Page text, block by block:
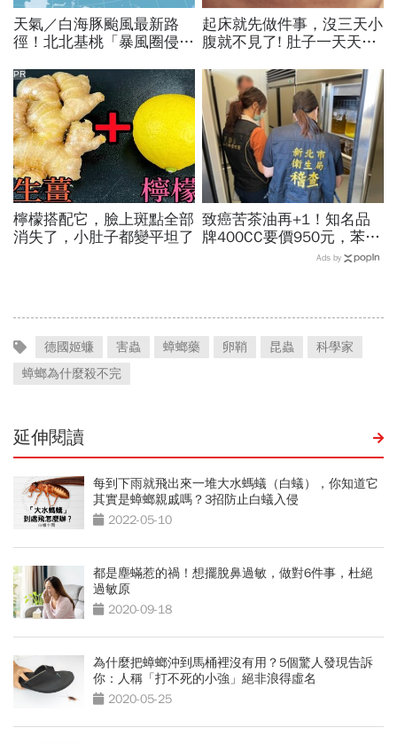
天氣／白海豚颱風最新路
徑！北北基桃「暴風圈侵襲
長、三颱怎麼走，10日報
先看
起床就先做件事，沒三天小
腹就不見了! 肚子一天天變
檸檬搭配它，臉上斑點全部
消失了，小肚子都變平坦了
PR
致癌苦茶油再+1！知名品
牌400CC要價950元，苯駢
芘卻超標3倍…賣出131瓶
Ads by
德國姬蠊 害蟲 蟑螂藥 卵鞘 昆蟲
科學家
蟑螂為什麼殺不完
延伸閱讀
每到下雨就飛出來一堆大水螞蟻（白蟻），你知道它
其實是蟑螂親戚嗎？3招防止白蟻入侵
2022-05-10
都是塵蟎惹的禍！想擺脫鼻過敏，做對6件事，杜絕
過敏原
2020-09-18
為什麼把蟑螂沖到馬桶裡沒有用？5個驚人發現告訴
你：人稱「打不死的小強」絕非浪得虛名
2020-05-25